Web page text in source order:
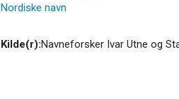
Nordiske navn
Kilde(r):Navneforsker Ivar Utne og